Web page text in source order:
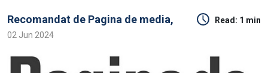
Recomandat de Pagina de media, Read: 1 min
02 Jun 2024